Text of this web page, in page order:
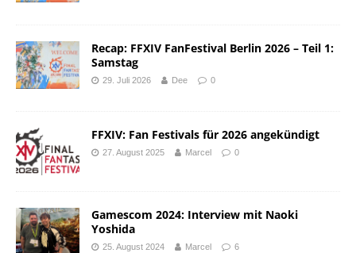
Recap: FFXIV FanFestival Berlin 2026 – Teil 1:
Samstag
29. Juli 2026 Dee 0
FFXIV: Fan Festivals für 2026 angekündigt
27. August 2025 Marcel 0
Gamescom 2024: Interview mit Naoki
Yoshida
25. August 2024 Marcel 6